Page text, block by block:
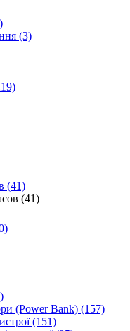
(3)
(41)
(41)
(Power Bank) (157)
(151)